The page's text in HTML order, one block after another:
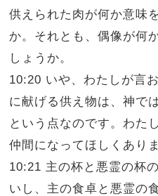
供えられた肉が何か意味
か。それとも、偶像が何
しょうか。
10:20 いや、わたしが言
に献げる供え物は、神で
という点なのです。わた
仲間になってほしくあり
10:21 主の杯と悪霊の杯
いし、主の食卓と悪霊の